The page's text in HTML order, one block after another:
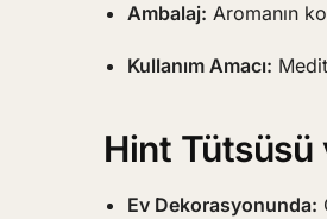
Ambalaj: Aromanın
Kullanım Amacı:
Hint Tütsüsü
Ev Dekorasyonunda: